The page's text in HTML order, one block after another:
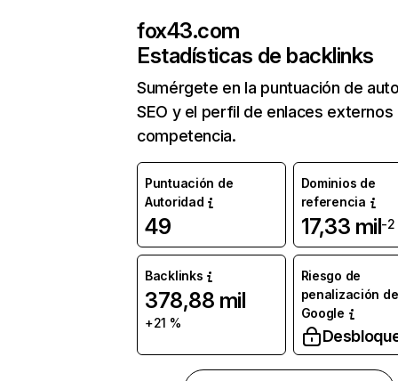
fox43.com
Estadísticas de backlinks
Sumérgete en la puntuación de
SEO y el perfil de enlaces externos
competencia.
Puntuación de
Autoridad
49
Dominios de
referencia
17,33 mil-2
Backlinks
378,88 mil
+21 %
Riesgo de
penalización de
Google